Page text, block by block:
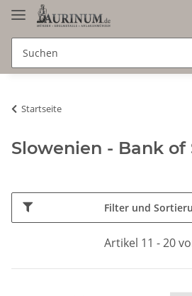
Startseite
Slowenien - Bank of
Filter und
Artikel 11 - 20